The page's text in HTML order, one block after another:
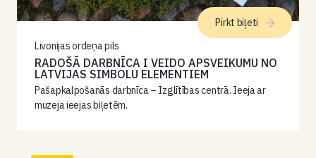
Livonijas ordeņa pils
RADOŠĀ DARBNĪCA I VEIDO APSVEIKUMU NO
LATVIJAS SIMBOLU ELEMENTIEM
Pašapkalpošanās darbnīca – Izglītības centrā. Ieeja ar
muzeja ieejas biļetēm.
Pirkt biļeti